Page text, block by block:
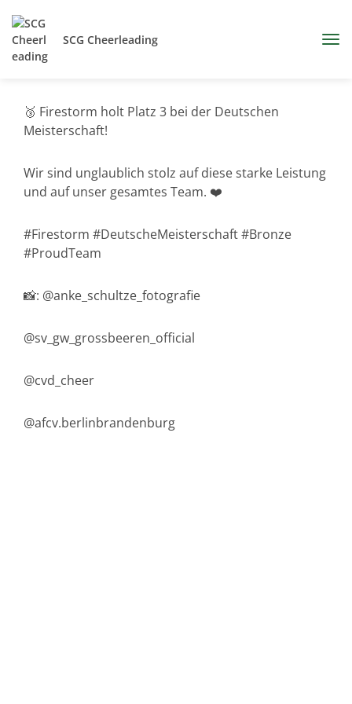
SCG Cheerleading
🥉 Firestorm holt Platz 3 bei der Deutschen
Meisterschaft!
Wir sind unglaublich stolz auf diese starke Leistung
und auf unser gesamtes Team. ❤️
#Firestorm #DeutscheMeisterschaft #Bronze
#ProudTeam
📸: @anke_schultze_fotografie
@sv_gw_grossbeeren_official
@cvd_cheer
@afcv.berlinbrandenburg